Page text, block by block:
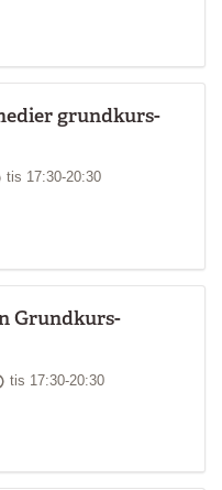
grundkurs-
Tid
tis 17:30-20:30
Grundkurs-
Tid
tis 17:30-20:30